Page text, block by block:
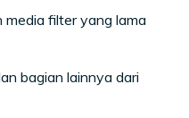
media filter yang lama
bagian lainnya dari